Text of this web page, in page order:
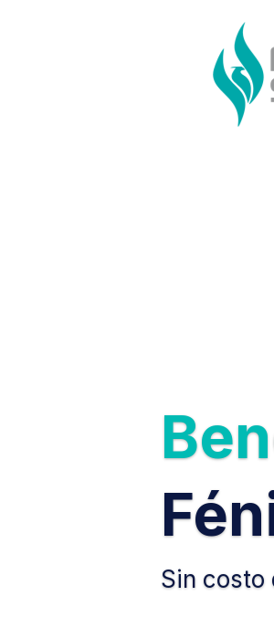
Sin costo